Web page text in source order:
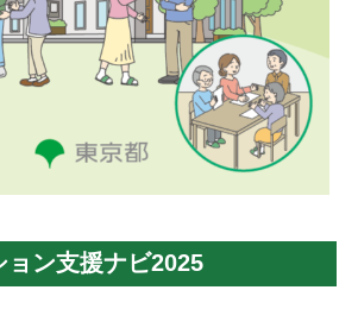
ョン支援ナビ2025